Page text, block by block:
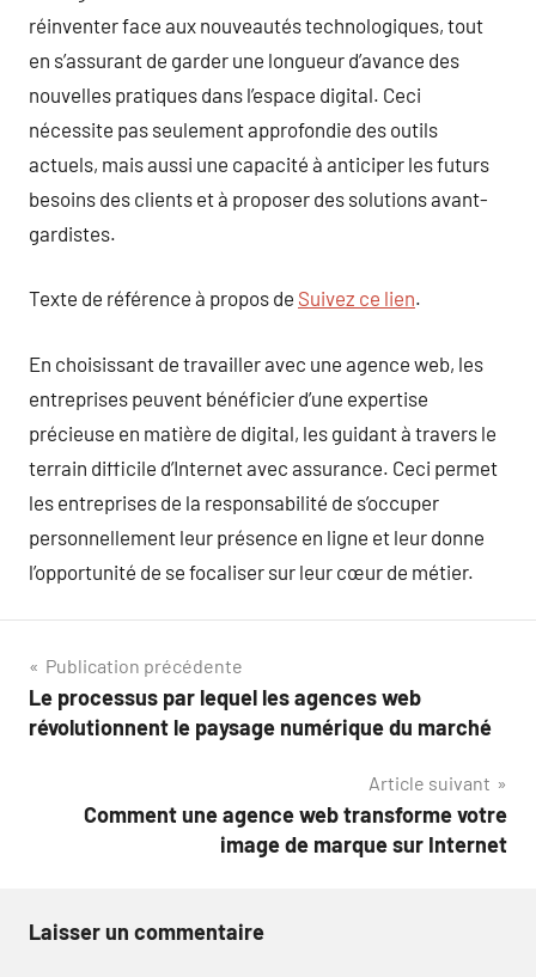
réinventer face aux nouveautés technologiques, tout
en s’assurant de garder une longueur d’avance des
nouvelles pratiques dans l’espace digital. Ceci
nécessite pas seulement approfondie des outils
actuels, mais aussi une capacité à anticiper les futurs
besoins des clients et à proposer des solutions avant-
gardistes.
Texte de référence à propos de Suivez ce lien.
En choisissant de travailler avec une agence web, les
entreprises peuvent bénéficier d’une expertise
précieuse en matière de digital, les guidant à travers le
terrain difficile d’Internet avec assurance. Ceci permet
les entreprises de la responsabilité de s’occuper
personnellement leur présence en ligne et leur donne
l’opportunité de se focaliser sur leur cœur de métier.
Navigation
de
Publication précédente
Le processus par lequel les agences web
révolutionnent le paysage numérique du marché
Article suivant
Comment une agence web transforme votre
image de marque sur Internet
Laisser un commentaire